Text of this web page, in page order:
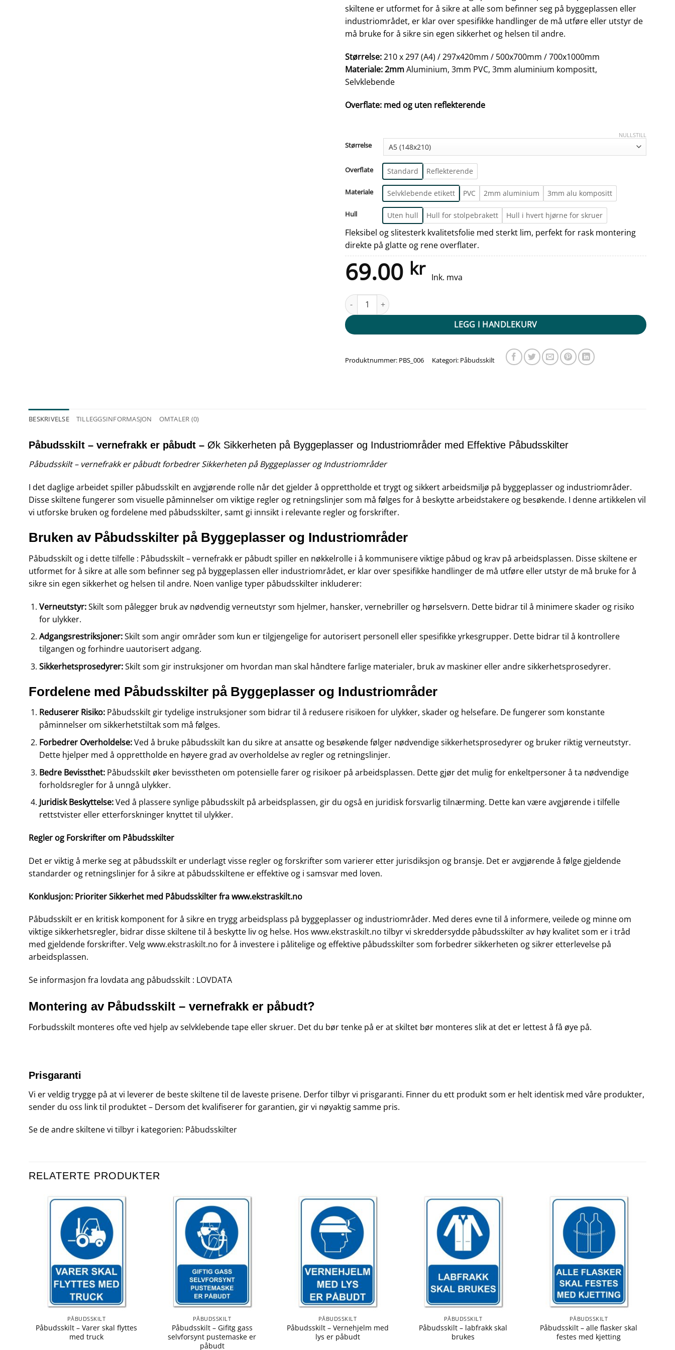
skiltene er utformet for å sikre at alle som befinner seg på byggeplassen eller
industriområdet, er klar over spesifikke handlinger de må utføre eller utstyr de
må bruke for å sikre sin egen sikkerhet og helsen til andre.
Størrelse:210 x 297 (A4) / 297x420mm / 500x700mm / 700x1000mm
Materiale: 2mmAluminium, 3mm PVC, 3mm aluminium kompositt,
Selvklebende
Overflate: med og uten reflekterende
Størrelse
Overflate Standard Reflekterende
Materiale Selvklebende etikett PVC 2mm aluminium 3mm alu kompositt
Hull Uten hull Hull for stolpebrakett Hull i hvert hjørne for skruer
NULLSTILL
Fleksibel og slitesterk kvalitetsfolie med sterkt lim, perfekt for rask montering
direkte på glatte og rene overflater.
69.00 kr Ink. mva
Påbudsskilt - vernefrakk er påbudt antall
LEGG I HANDLEKURV
Produktnummer: PBS_006 Kategori: Påbudsskilt
BESKRIVELSE TILLEGGSINFORMASJON OMTALER (0)
Påbudsskilt – vernefrakk er påbudt – Øk Sikkerheten på Byggeplasser og Industriområder med Effektive Påbudsskilter
Påbudsskilt – vernefrakk er påbudt forbedrer Sikkerheten på Byggeplasser og Industriområder
I det daglige arbeidet spiller påbudsskilt en avgjørende rolle når det gjelder å opprettholde et trygt og sikkert arbeidsmiljø på byggeplasser og industriområder.
Disse skiltene fungerer som visuelle påminnelser om viktige regler og retningslinjer som må følges for å beskytte arbeidstakere og besøkende. I denne artikkelen vil
vi utforske bruken og fordelene med påbudsskilter, samt gi innsikt i relevante regler og forskrifter.
Bruken av Påbudsskilter på Byggeplasser og Industriområder
Påbudsskilt og i dette tilfelle : Påbudsskilt – vernefrakk er påbudt spiller en nøkkelrolle i å kommunisere viktige påbud og krav på arbeidsplassen. Disse skiltene er
utformet for å sikre at alle som befinner seg på byggeplassen eller industriområdet, er klar over spesifikke handlinger de må utføre eller utstyr de må bruke for å
sikre sin egen sikkerhet og helsen til andre. Noen vanlige typer påbudsskilter inkluderer:
Verneutstyr:Skilt som pålegger bruk av nødvendig verneutstyr som hjelmer, hansker, vernebriller og hørselsvern. Dette bidrar til å minimere skader og risiko
for ulykker.
Adgangsrestriksjoner:Skilt som angir områder som kun er tilgjengelige for autorisert personell eller spesifikke yrkesgrupper. Dette bidrar til å kontrollere
tilgangen og forhindre uautorisert adgang.
Sikkerhetsprosedyrer:Skilt som gir instruksjoner om hvordan man skal håndtere farlige materialer, bruk av maskiner eller andre sikkerhetsprosedyrer.
Fordelene med Påbudsskilter på Byggeplasser og Industriområder
Reduserer Risiko:Påbudsskilt gir tydelige instruksjoner som bidrar til å redusere risikoen for ulykker, skader og helsefare. De fungerer som konstante
påminnelser om sikkerhetstiltak som må følges.
Forbedrer Overholdelse:Ved å bruke påbudsskilt kan du sikre at ansatte og besøkende følger nødvendige sikkerhetsprosedyrer og bruker riktig verneutstyr.
Dette hjelper med å opprettholde en høyere grad av overholdelse av regler og retningslinjer.
Bedre Bevissthet:Påbudsskilt øker bevisstheten om potensielle farer og risikoer på arbeidsplassen. Dette gjør det mulig for enkeltpersoner å ta nødvendige
forholdsregler for å unngå ulykker.
Juridisk Beskyttelse:Ved å plassere synlige påbudsskilt på arbeidsplassen, gir du også en juridisk forsvarlig tilnærming. Dette kan være avgjørende i tilfelle
rettstvister eller etterforskninger knyttet til ulykker.
Regler og Forskrifter om Påbudsskilter
Det er viktig å merke seg at påbudsskilt er underlagt visse regler og forskrifter som varierer etter jurisdiksjon og bransje. Det er avgjørende å følge gjeldende
standarder og retningslinjer for å sikre at påbudsskiltene er effektive og i samsvar med loven.
Konklusjon: Prioriter Sikkerhet med Påbudsskilter frawww.ekstraskilt.no
Påbudsskilt er en kritisk komponent for å sikre en trygg arbeidsplass på byggeplasser og industriområder. Med deres evne til å informere, veilede og minne om
viktige sikkerhetsregler, bidrar disse skiltene til å beskytte liv og helse. Hos www.ekstraskilt.no tilbyr vi skreddersydde påbudsskilter av høy kvalitet som er i tråd
med gjeldende forskrifter. Velgwww.ekstraskilt.no for å investere i pålitelige og effektive påbudsskilter som forbedrer sikkerheten og sikrer etterlevelse på
arbeidsplassen.
Se informasjon fra lovdata ang påbudsskilt : LOVDATA
Montering av Påbudsskilt – vernefrakk er påbudt?
Forbudsskilt monteres ofte ved hjelp av selvklebende tape eller skruer. Det du bør tenke på er at skiltet bør monteres slik at det er lettest å få øye på.
Prisgaranti
Vi er veldig trygge på at vi leverer de beste skiltene til de laveste prisene. Derfor tilbyr vi prisgaranti. Finner du ett produkt som er helt identisk med våre produkter,
sender du oss link til produktet – Dersom det kvalifiserer for garantien, gir vi nøyaktig samme pris.
Se de andre skiltene vi tilbyr i kategorien: Påbudsskilter
RELATERTE PRODUKTER
PÅBUDSSKILT
Påbudsskilt – Varer skal flyttes
med truck
PÅBUDSSKILT
Påbudsskilt – Gifitg gass
selvforsynt pustemaske er
påbudt
PÅBUDSSKILT
Påbudsskilt – Vernehjelm med
lys er påbudt
PÅBUDSSKILT
Påbudsskilt – labfrakk skal
brukes
PÅBUDSSKILT
Påbudsskilt – alle flasker skal
festes med kjetting